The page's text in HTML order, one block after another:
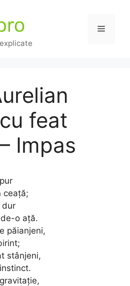
Meniu
feat
Impas
ceață;
dur
o ață.
păianjeni,
stânjeni,